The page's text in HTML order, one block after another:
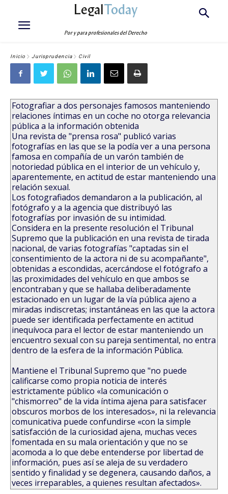
LegalToday
Por y para profesionales del Derecho
Inicio Jurisprudencia Civil
Fotografiar a dos personajes famosos manteniendo
relaciones íntimas en un coche no otorga relevancia
pública a la información obtenida
Una revista de "prensa rosa" publicó varias
fotografías en las que se la podía ver a una persona
famosa en compañía de un varón también de
notoriedad pública en el interior de un vehículo y,
aparentemente, en actitud de estar manteniendo una
relación sexual.
Los fotografiados demandaron a la publicación, al
fotógrafo y a la agencia que distribuyó las
fotografías por invasión de su intimidad.
Considera en la presente resolución el Tribunal
Supremo que la publicación en una revista de tirada
nacional, de varias fotografías "captadas sin el
consentimiento de la actora ni de su acompañante",
obtenidas a escondidas, acercándose el fotógrafo a
las proximidades del vehículo en que ambos se
encontraban y que se hallaba deliberadamente
estacionado en un lugar de la vía pública ajeno a
miradas indiscretas; instantáneas en las que la actora
puede ser identificada perfectamente en actitud
inequívoca para el lector de estar manteniendo un
encuentro sexual con su pareja sentimental, no entra
dentro de la esfera de la información Pública.
Mantiene el Tribunal Supremo que "no puede
calificarse como propia noticia de interés
estrictamente público «la comunicación o
"chismorreo" de la vida íntima ajena para satisfacer
obscuros morbos de los interesados», ni la relevancia
comunicativa puede confundirse «con la simple
satisfacción de la curiosidad ajena, muchas veces
fomentada en su mala orientación y que no se
acomoda a lo que debe entenderse por libertad de
información, pues así se aleja de su verdadero
sentido y finalidad y se degenera, causando daños, a
veces irreparables, a quienes resultan afectados».